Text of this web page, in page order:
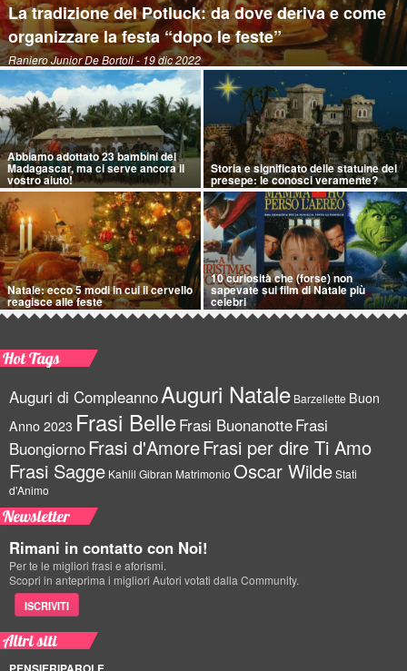
La tradizione del Potluck: da dove deriva e come
organizzare la festa “dopo le feste”
Raniero Junior De Bortoli- 19 dic 2022
Abbiamo adottato 23 bambini del
Madagascar, ma ci serve ancora il
vostro aiuto!
Storia e significato delle statuine del
presepe: le conosci veramente?
Natale: ecco 5 modi in cui il cervello
reagisce alle feste
10 curiosità che (forse) non
sapevate sui film di Natale più
celebri
Hot Tags
Auguri di CompleannoAuguri Natale Barzellette Buon
Anno 2023 Frasi BelleFrasi BuonanotteFrasi
BuongiornoFrasi d'AmoreFrasi per dire Ti Amo
Frasi Sagge Kahlil Gibran Matrimonio Oscar WildeStati
d'Animo
Newsletter
Rimani in contatto con Noi!
Per te le migliori frasi e aforismi.
Scopri in anteprima i migliori Autori votati dalla Community.
ISCRIVITI
Altri siti